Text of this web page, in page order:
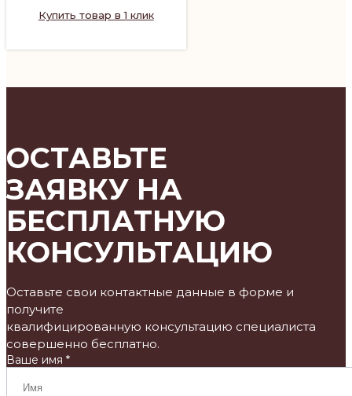
Купить товар в 1 клик
ОСТАВЬТЕ
ЗАЯВКУ НА
БЕСПЛАТНУЮ
КОНСУЛЬТАЦИЮ
Оставьте свои контактные данные в форме и
получите
квалифицированную консультацию специалиста
совершенно бесплатно.
Ваше имя *